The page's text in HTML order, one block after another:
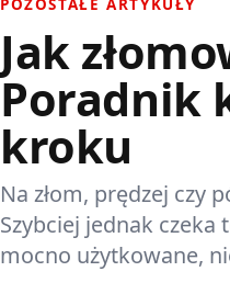
Wiadomości
Premiery
Porady motoryzacyjne
Pozostałe artykuły
Jak
Poradnik
kroku
Na złom, prędzej czy
Szybciej jednak czeka
mocno użytkowane,